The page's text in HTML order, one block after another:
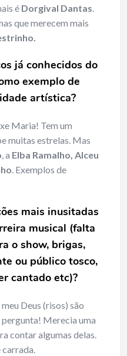
é Dorgival Dantas.
que merecem mais
já conhecidos do
exemplo de
artística?
Maria! Tem um
muitas estrelas. Mas
, a Elba Ramalho, Alceu
. Exemplos de
mais inusitadas
musical (falta
o show, brigas,
ou público tosco,
cantado etc)?
Deus (risos) são
Merecia uma
contar algumas delas.
carrada.